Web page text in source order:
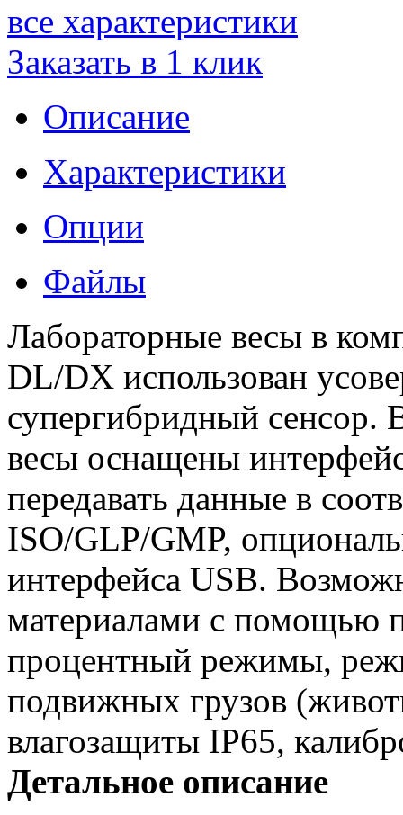
все характеристики
Заказать в 1 клик
Описание
Характеристики
Опции
Файлы
Лабораторные весы в
DL/DX использован
супергибридный сенсор.
весы оснащены
передавать данные в
ISO/GLP/GMP,
интерфейса USB.
материалами с помощью
процентный режимы,
подвижных грузов
влагозащиты IP65,
Детальное описание